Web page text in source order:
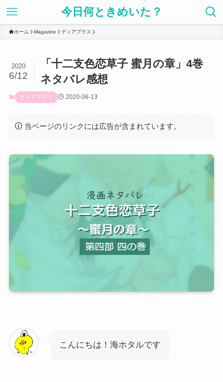
今日何ときめいた？
ホーム Magazine ディアプラス
「十二支色恋草子 蜜月の章」4巻
ネタバレ感想
2020
6/12
ディアプラス 2020-06-13
当ページのリンクには広告が含まれています。
こんにちは！海ホタルです